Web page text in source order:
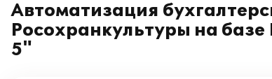
Автоматизация
Росохранкультуры на
5"